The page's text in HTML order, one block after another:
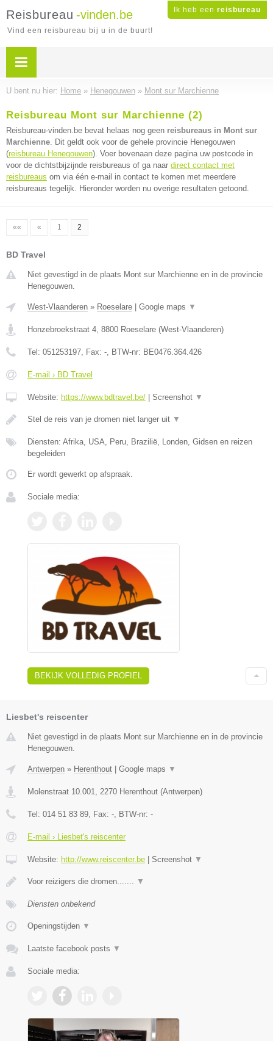
Ik heb een reisbureau
Reisbureau -vinden.be
Vind een reisbureau bij u in de buurt!
U bent nu hier: Home » Henegouwen » Mont sur Marchienne
Reisbureau Mont sur Marchienne (2)
Reisbureau-vinden.be bevat helaas nog geen reisbureaus in Mont sur
Marchienne. Dit geldt ook voor de gehele provincie Henegouwen
(reisbureau Henegouwen). Voer bovenaan deze pagina uw postcode in
voor de dichtstbijzijnde reisbureaus of ga naar direct contact met
reisbureaus om via één e-mail in contact te komen met meerdere
reisbureaus tegelijk. Hieronder worden nu overige resultaten getoond.
«« « 1 2
BD Travel
Niet gevestigd in de plaats Mont sur Marchienne en in de provincie
Henegouwen.
West-Vlaanderen » Roeselare Google maps ▼
Honzebroekstraat 4, 8800 Roeselare (West-Vlaanderen)
Tel: 051253197, Fax: -, BTW-nr: BE0476.364.426
E-mail › BD Travel
Website: https://www.bdtravel.be/ Screenshot ▼
Stel de reis van je dromen niet langer uit ▼
Diensten: Afrika, USA, Peru, Brazilië, Londen, Gidsen en reizen
begeleiden
Er wordt gewerkt op afspraak.
Sociale media:
BEKIJK VOLLEDIG PROFIEL
Liesbet's reiscenter
Niet gevestigd in de plaats Mont sur Marchienne en in de provincie
Henegouwen.
Antwerpen » Herenthout | Google maps ▼
Molenstraat 10.001 2270 Herenthout (Antwerpen)
Tel: 014 51 83 89 , Fax: - , BTW-nr: -
E-mail › Liesbet's reiscenter
Website: http://www.reiscenter.be | Screenshot ▼
Voor reizigers die dromen....... ▼
Diensten onbekend
Openingstijden ▼
Laatste facebook posts ▼
Sociale media: